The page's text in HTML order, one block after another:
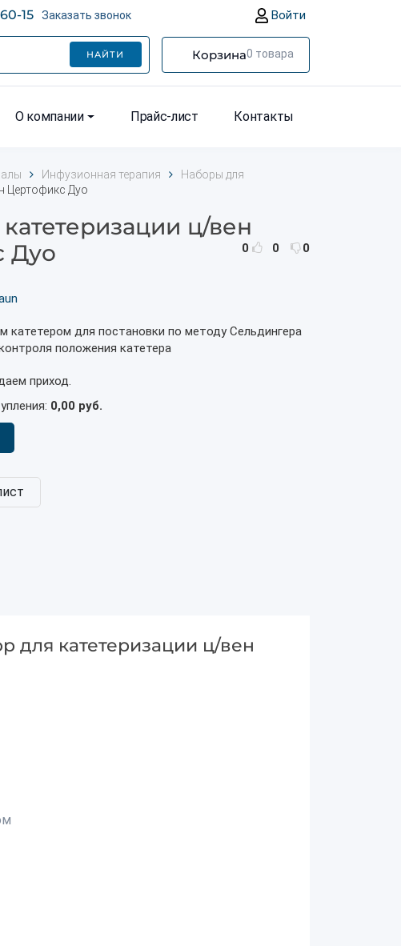
15 Заказать звонок Войти
НАЙТИ Корзина0 товара
О компании Прайс-лист Контакты
Инфузионная терапия
Наборы для
Цертофикс Дуо
ц/вен
Дуо
0 0 0
катетером для постановки по методу Сельдингера
положения катетера
приход.
0,00 руб.
для катетеризации ц/вен